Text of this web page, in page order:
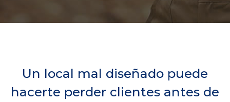
Un local mal diseñado puede
hacerte perder clientes antes de